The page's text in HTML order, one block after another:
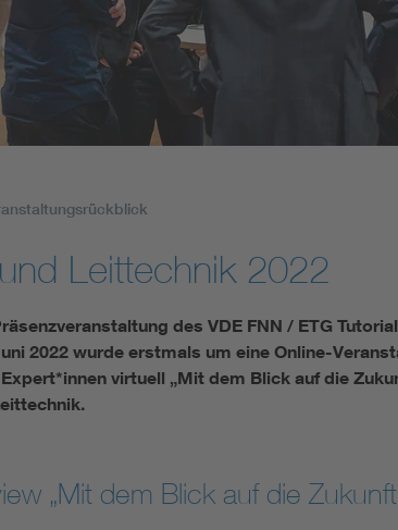
Innovative
Umwelt-
Leittechnik 2022
des VDE FNN / ETG
2022 wurde erstmals um eine Online-
virtuell „Mit dem Blick auf die
„Mit dem Blick auf die